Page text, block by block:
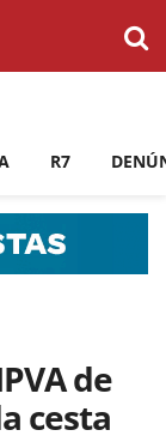
R7
de
cesta